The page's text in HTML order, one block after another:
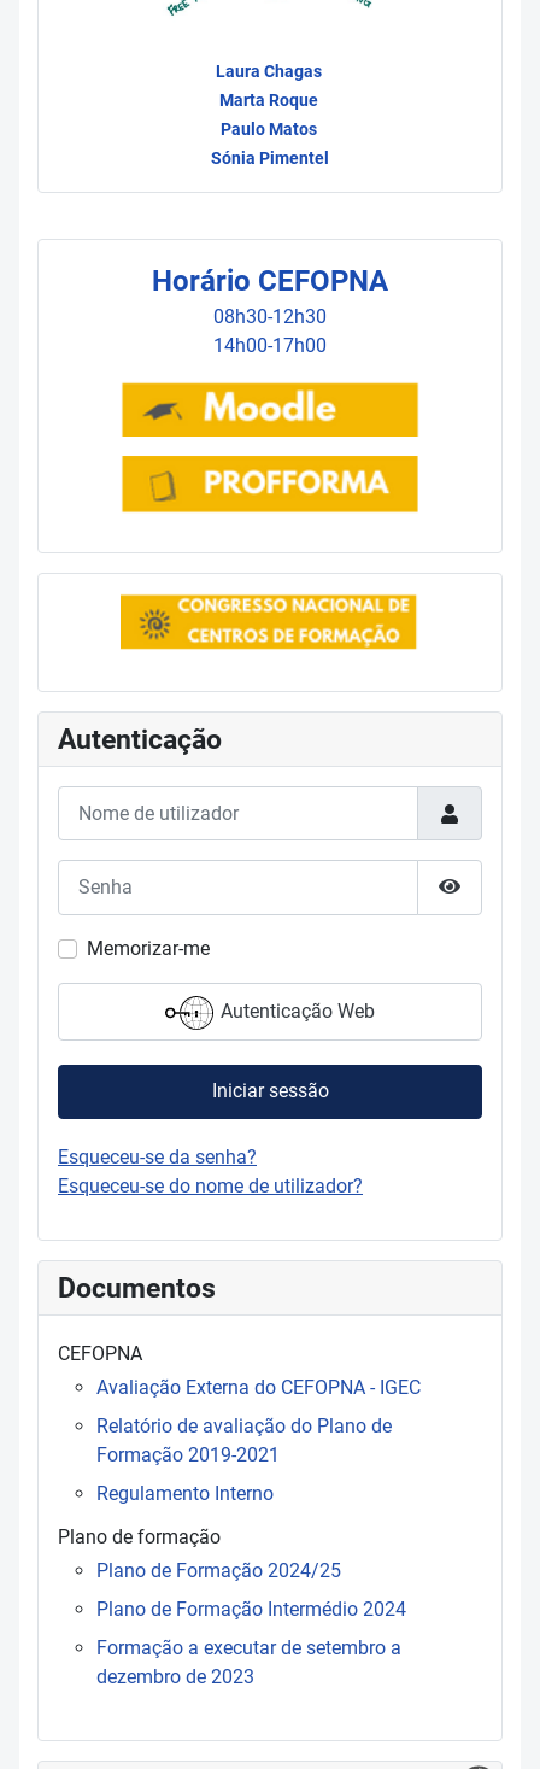
Horário CEFOPNA
08h30-12h30
14h00-17h00
Autenticação
Mostrar
Memorizar-me
Autenticação Web
Iniciar sessão
Esqueceu-se da senha?
Esqueceu-se do nome de utilizador?
Documentos
CEFOPNA
Avaliação Externa do CEFOPNA - IGEC
Relatório de avaliação do Plano de
Formação 2019-2021
Regulamento Interno
Plano de formação
Plano de Formação 2024/25
Plano de Formação Intermédio 2024
Formação a executar de setembro a
dezembro de 2023
Laura Chagas
Marta Roque
Paulo Matos
Sónia Pimentel